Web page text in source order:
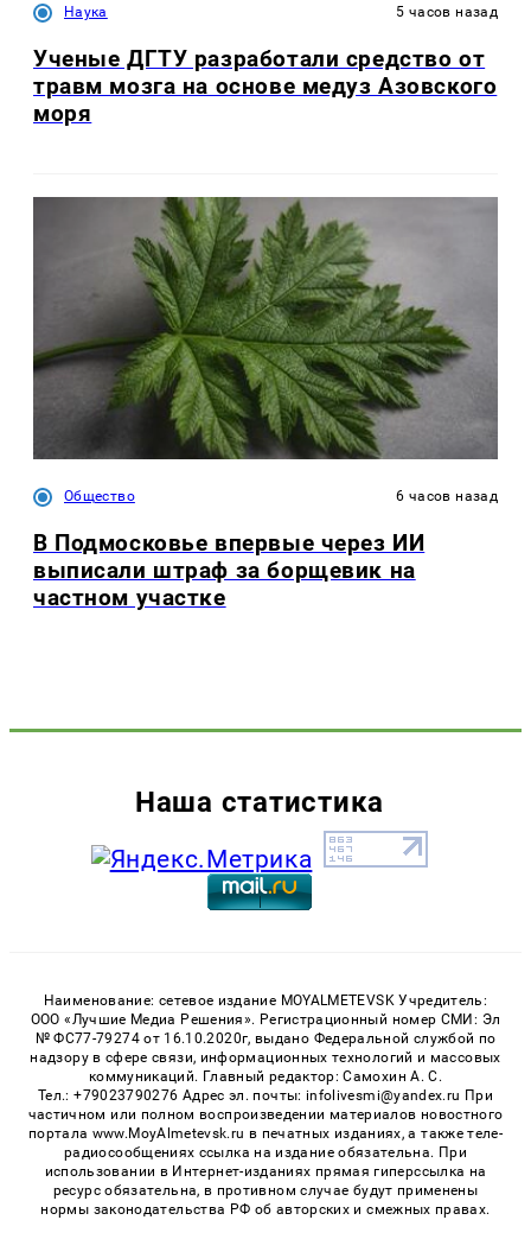
Наука 5 часов назад
Ученые ДГТУ разработали средство от
травм мозга на основе медуз Азовского
моря
Общество 6 часов назад
В Подмосковье впервые через ИИ
выписали штраф за борщевик на
частном участке
Наша статистика
Наименование: сетевое издание MOYALMETEVSK Учредитель:
ООО «Лучшие Медиа Решения». Регистрационный номер СМИ: Эл
№ ФС77-79274 от 16.10.2020г, выдано Федеральной службой по
надзору в сфере связи, информационных технологий и массовых
коммуникаций. Главный редактор: Самохин А. С.
Тел.: +79023790276 Адрес эл. почты: infolivesmi@yandex.ru При
частичном или полном воспроизведении материалов новостного
портала www.MoyAlmetevsk.ru в печатных изданиях, а также теле-
радиосообщениях ссылка на издание обязательна. При
использовании в Интернет-изданиях прямая гиперссылка на
ресурс обязательна, в противном случае будут применены
нормы законодательства РФ об авторских и смежных правах.